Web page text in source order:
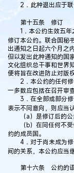
2．此种退出应于联
第十五条 修订
1．本公约生效五年
修订本公约。联合国秘
出通知之日起六个月之
但以发出此种通知的国
文化组织总干事和世界
便将旨在改进防止对版
2．本公约的任何修
一多数应包括在召开审
3．在全部或部分修
表示不同意向，则应当
（a）是修订后的公
（b）在同任何不受
约的成员国。
4．对于尚未成为修
间的关系，本公约应当
第十六条 公约的语